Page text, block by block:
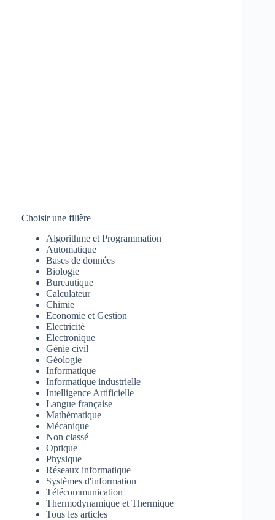
Choisir une filière
Algorithme et Programmation
Automatique
Bases de données
Biologie
Bureautique
Calculateur
Chimie
Economie et Gestion
Electricité
Electronique
Génie civil
Géologie
Informatique
Informatique industrielle
Intelligence Artificielle
Langue française
Mathématique
Mécanique
Non classé
Optique
Physique
Réseaux informatique
Systèmes d'information
Télécommunication
Thermodynamique et Thermique
Tous les articles